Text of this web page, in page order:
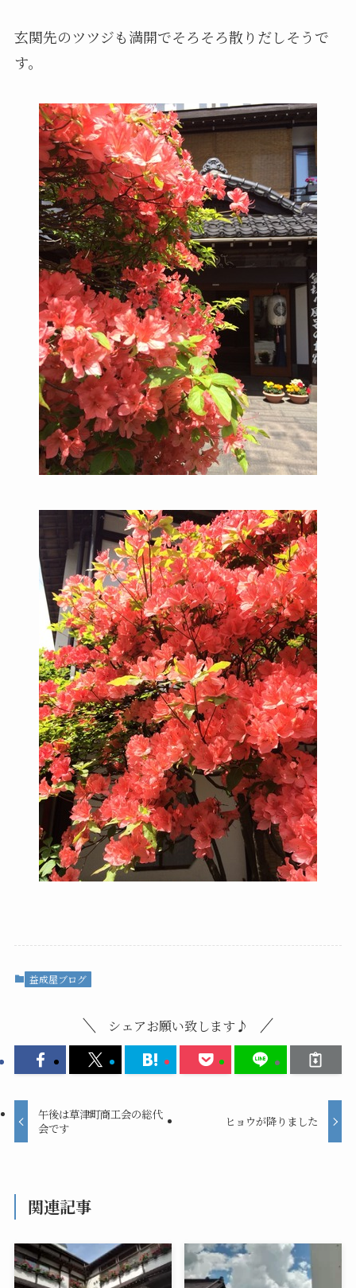
玄関先のツツジも満開でそろそろ散りだしそうで
す。
益成屋ブログ
シェアお願い致します♪
午後は草津町商工会の総代
会です
ヒョウが降りました
関連記事